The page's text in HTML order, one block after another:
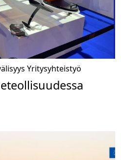
Yritysyhteistyö